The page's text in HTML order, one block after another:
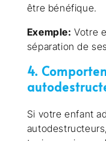
être bénéfique.
Exemple: Votre
séparation de
4.
Si votre enfant